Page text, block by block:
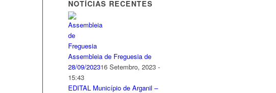
NOTÍCIAS RECENTES
Assembleia de Freguesia de
28/09/202316 Setembro, 2023 -
15:43
EDITAL Município de Arganil –